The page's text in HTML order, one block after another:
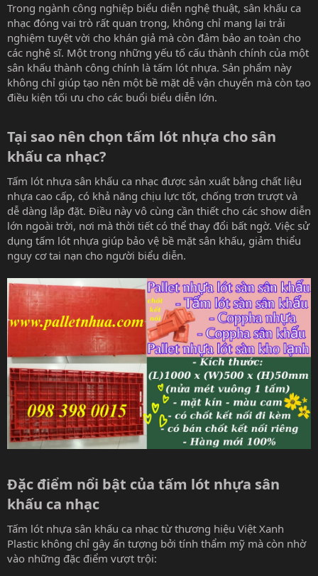
Trong ngành công nghiệp biểu diễn nghệ thuật, sân khấu ca
nhạc đóng vai trò rất quan trọng, không chỉ mang lại trải
nghiệm tuyệt vời cho khán giả mà còn đảm bảo an toàn cho
các nghệ sĩ. Một trong những yếu tố cấu thành chính của một
sân khấu thành công chính là tấm lót nhựa. Sản phẩm này
không chỉ giúp tạo nên một bề mặt dễ vận chuyển mà còn tạo
điều kiện tối ưu cho các buổi biểu diễn lớn.
Tại sao nên chọn tấm lót nhựa cho sân
khấu ca nhạc?​
Tấm lót nhựa sân khấu ca nhạc được sản xuất bằng chất liệu
nhựa cao cấp, có khả năng chịu lực tốt, chống trơn trượt và
dễ dàng lắp đặt. Điều này vô cùng cần thiết cho các show diễn
lớn ngoài trời, nơi mà thời tiết có thể thay đổi bất ngờ. Việc sử
dụng tấm lót nhựa giúp bảo vệ bề mặt sân khấu, giảm thiểu
nguy cơ tai nạn cho người biểu diễn.
Đặc điểm nổi bật của tấm lót nhựa sân
khấu ca nhạc​
Tấm lót nhựa sân khấu ca nhạc từ thương hiệu Việt Xanh
Plastic không chỉ gây ấn tượng bởi tính thẩm mỹ mà còn nhờ
vào những đặc điểm vượt trội: